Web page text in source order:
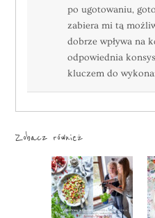
po ugotowaniu,
zabiera mi tą
dobrze wpływa na
odpowiednia
kluczem do
Zobacz również